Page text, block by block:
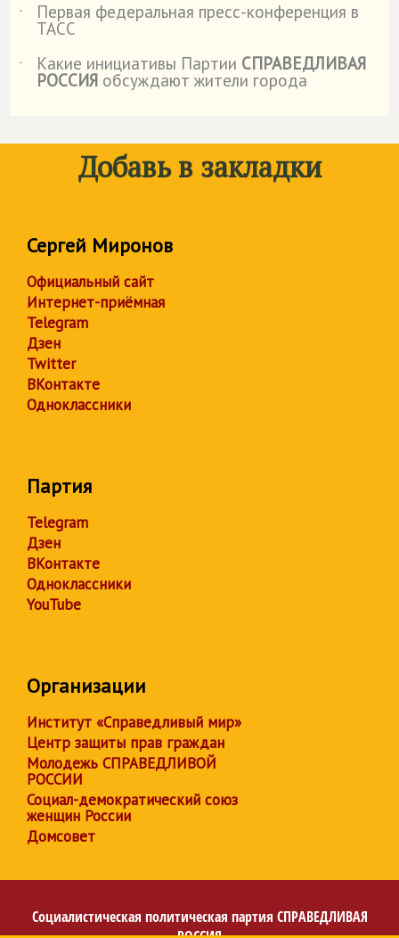
˙
Первая федеральная пресс-конференция в
ТАСС
˙
Какие инициативы Партии СПРАВЕДЛИВАЯ
РОССИЯ обсуждают жители города
Добавь в закладки
Сергей Миронов
Официальный сайт
Интернет-приёмная
Telegram
Дзен
Twitter
ВКонтакте
Одноклассники
Партия
Telegram
Дзен
ВКонтакте
Одноклассники
YouTube
Организации
Институт «Справедливый мир»
Центр защиты прав граждан
Молодежь СПРАВЕДЛИВОЙ
РОССИИ
Социал-демократический союз
женщин России
Домсовет
Социалистическая политическая партия СПРАВЕДЛИВАЯ